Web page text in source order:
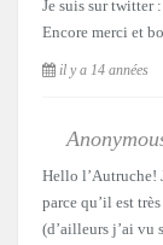
Je suis sur twitter
Encore merci et
il y a 14 années
Hello l’Autruche!
parce qu’il est
(d’ailleurs j’ai vu